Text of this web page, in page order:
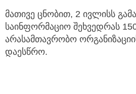
მათივე ცნობით, 2 ივლისს
საინფორმაციო შეხვედრას
არასამთავრობო
დაესწრო.